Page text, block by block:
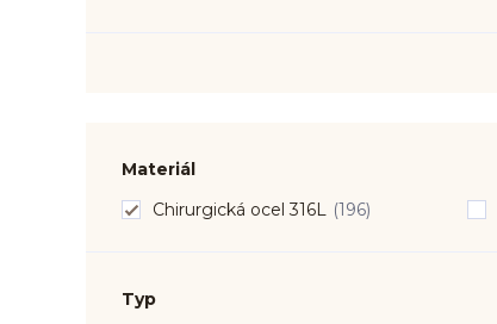
Materiál
Chirurgická ocel 316L (196)
Typ